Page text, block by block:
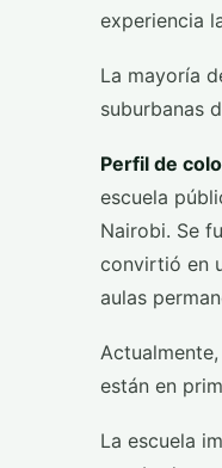
experiencia
La mayoría
suburbanas
Perfil de
escuela
Nairobi. Se
convirtió en
aulas
están en
La escuela